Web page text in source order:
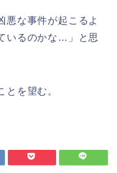
悪な事件が起こるよ
いるのかな…」と思
とを望む。